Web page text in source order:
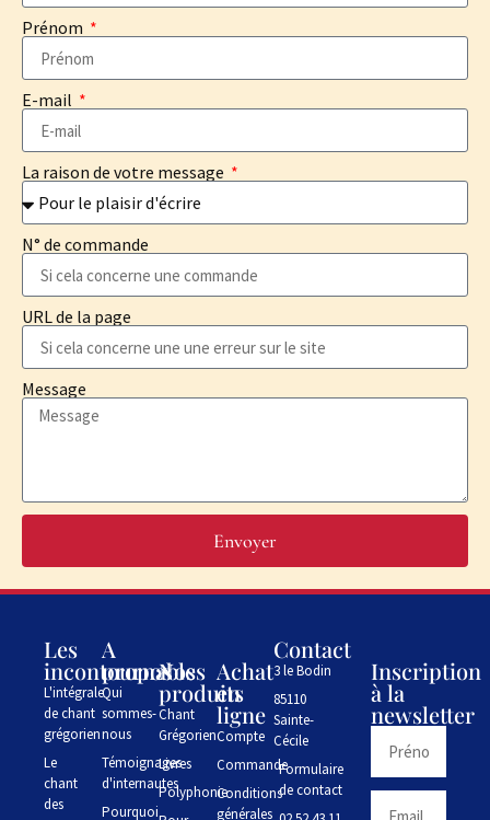
Prénom
E-mail
La raison de votre message
N° de commande
URL de la page
Message
Envoyer
Les
incontournables
L'intégrale
de chant
grégorien
Le
chant
des
A
propos
Qui
sommes-
nous
Témoignages
d'internautes
Pourquoi
Nos
produits
Chant
Grégorien
Livres
Polyphonie
Achat
en
ligne
Compte
Commande
Conditions
générales
Contact
3 le Bodin
85110
Sainte-
Cécile
Formulaire
de contact
Inscription
à la
newsletter